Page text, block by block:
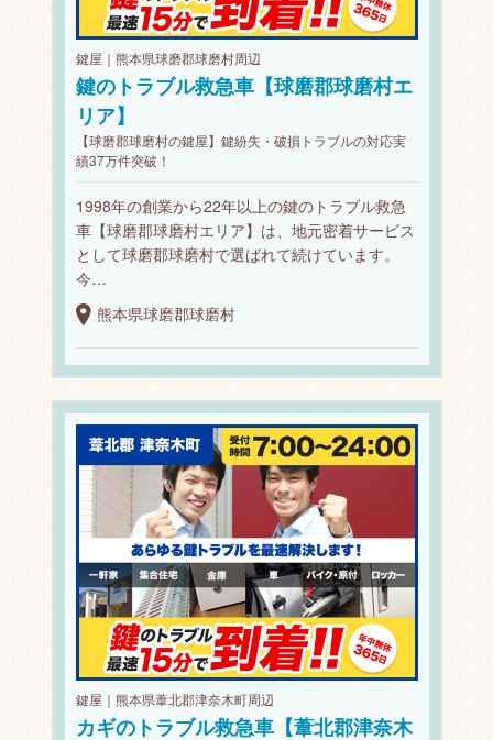
鍵屋｜熊本県球磨郡球磨村周辺
鍵のトラブル救急車【球磨郡球磨村エ
リア】
【球磨郡球磨村の鍵屋】鍵紛失・破損トラブルの対応実
績37万件突破！
1998年の創業から22年以上の鍵のトラブル救急
車【球磨郡球磨村エリア】は、地元密着サービス
として球磨郡球磨村で選ばれて続けています。
今…
熊本県球磨郡球磨村
鍵屋｜熊本県葦北郡津奈木町周辺
カギのトラブル救急車【葦北郡津奈木